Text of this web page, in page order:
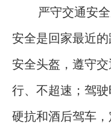
严守交通安
安全是回家最近
安全头盔，遵守
行、不超速；驾
硬抗和酒后驾车